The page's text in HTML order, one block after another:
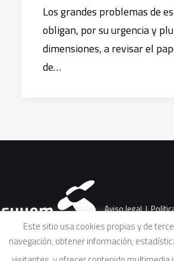
Los grandes problemas de
obligan, por su urgencia y
dimensiones, a revisar el
de…
Aviso legal|
Este sitio usa cookies propias y de
navegación, obtener información,